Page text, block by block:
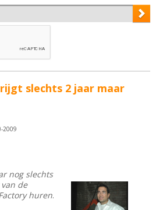
slechts 2 jaar maar
2009
nog slechts
de
huren.